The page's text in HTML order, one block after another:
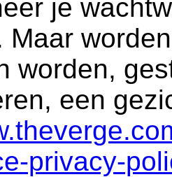
je
Maar
worden,
een
privacy-